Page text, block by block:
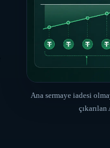
Ana sermaye iadesi